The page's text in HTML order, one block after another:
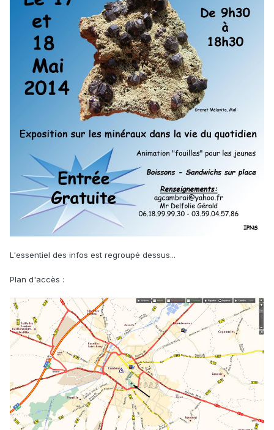
L'essentiel des infos est regroupé dessus...
Plan d'accès :